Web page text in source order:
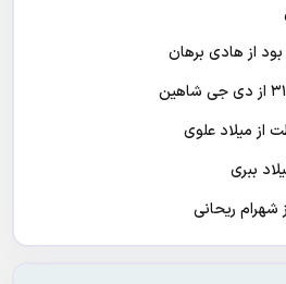
از هادی برهان
از میلاد علوی
ببری
شهرام ریحانی